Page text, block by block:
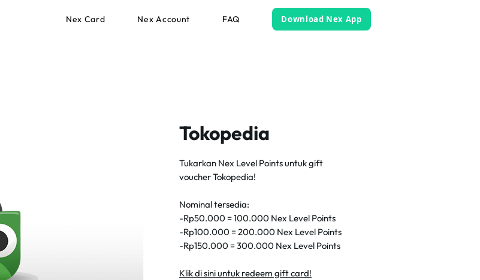
Nex Card Nex Account FAQ Download Nex App
Tokopedia
Tukarkan Nex Level Points untuk gift
voucher Tokopedia!
Nominal tersedia:
-Rp50.000 = 100.000 Nex Level Points
-Rp100.000 = 200.000 Nex Level Points
-Rp150.000 = 300.000 Nex Level Points
Klik di sini untuk redeem gift card!